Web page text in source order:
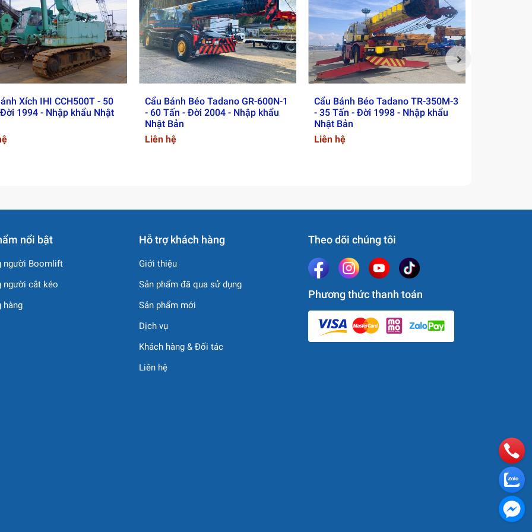
Cẩu bánh xích XCMG
Group
định kỹ lưỡng trước khi bàn giao cho khách hàng.
bánh xích XCMG XGC75
công nghiệp.
Xích IHI CCH500T - 50
1994 - Nhập khẩu Nhật
Cẩu Bánh Béo Tadano GR-600N-1
- 60 Tấn - Đời 2004 - Nhập khẩu
Nhật Bản
Liên hệ
Cẩu Bánh Béo Tadano TR-350M-3
- 35 Tấn - Đời 1998 - Nhập khẩu
Nhật Bản
Liên hệ
nổi bật
người Boomlift
người cắt kéo
hàng
Hỗ trợ khách hàng
Giới thiệu
Sản phẩm đã qua sử dụng
Sản phẩm mới
Dịch vụ
Khách hàng & Đối tác
Liên hệ
Theo dõi chúng tôi
Phương thức thanh toán